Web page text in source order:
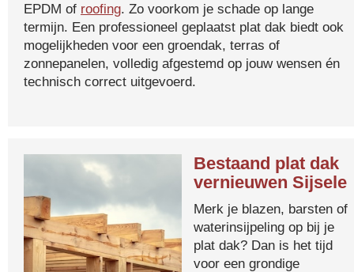
EPDM of roofing. Zo voorkom je schade op lange
termijn. Een professioneel geplaatst plat dak biedt ook
mogelijkheden voor een groendak, terras of
zonnepanelen, volledig afgestemd op jouw wensen én
technisch correct uitgevoerd.
Bestaand plat dak
vernieuwen Sijsele
Merk je blazen, barsten of
waterinsijpeling op bij je
plat dak? Dan is het tijd
voor een grondige